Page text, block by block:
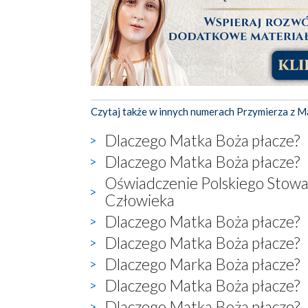
Czytaj także w innych numerach Przymierza z
Dlaczego Matka Boża płacze?
Dlaczego Matka Boża płacze?
Oświadczenie Polskiego
Człowieka
Dlaczego Matka Boża płacze?
Dlaczego Matka Boża płacze?
Dlaczego Marka Boża płacze?
Dlaczego Matka Boża płacze?